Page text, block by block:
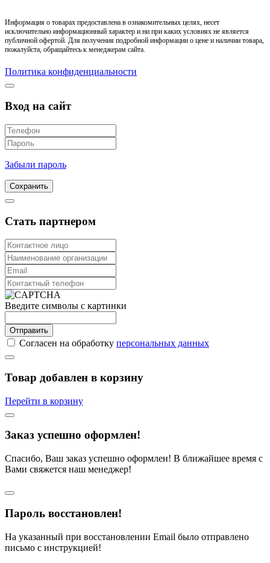
Информация о товарах предоставлена в ознакомительных целях, несет
исключительно информационный характер и ни при каких условиях не является
публичной офертой. Для получения подробной информации о цене и наличии товара,
пожалуйста, обращайтесь к менеджерам сайта.
Политика конфиденциальности
Вход на сайт
Забыли пароль
Сохранить
Стать партнером
Введите символы с картинки
Отправить
Согласен на обработку персональных данных
Товар добавлен в корзину
Перейти в корзину
Заказ успешно оформлен!
Спасибо, Ваш заказ успешно оформлен! В ближайшее время с
Вами свяжется наш менеджер!
Пароль восстановлен!
На указанный при восстановлении Email было отправлено
письмо с инструкцией!